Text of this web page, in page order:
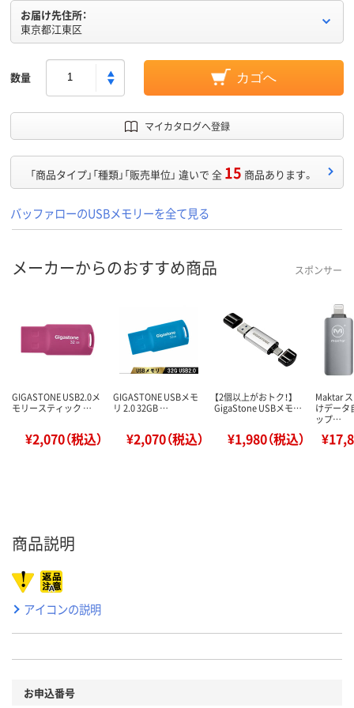
お届け先住所：
東京都江東区
数量 カゴへ
マイカタログへ登録
「商品タイプ」「種類」「販売単位」 違いで 全 15 商品あります。
バッファローのUSBメモリーを全て見る
メーカーからのおすすめ商品 スポンサー
GIGASTONE USB2.0メ
モリースティック …
¥2,070（税込）
GIGASTONE USBメモ
リ 2.0 32GB …
¥2,070（税込）
【2個以上がおトク！】
GigaStone USBメモ…
¥1,980（税込）
Maktar
けデータ
ップ…
商品説明
アイコンの説明
お申込番号